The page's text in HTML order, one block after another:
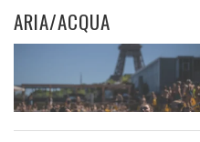
ARIA/ACQUA